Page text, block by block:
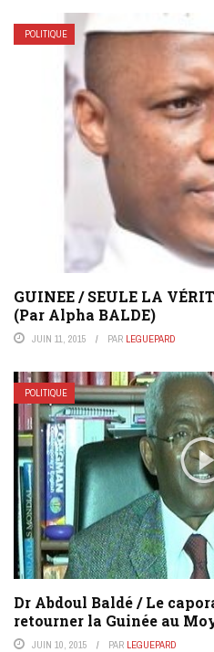
POLITIQUE
GUINEE / SEULE LA
(Par Alpha BALDE)
JUIN 11, 2015 PAR LEGUEPARD
POLITIQUE
Dr Abdoul Baldé / Le
retourner la Guinée au
JUIN 10, 2015 PAR LEGUEPARD